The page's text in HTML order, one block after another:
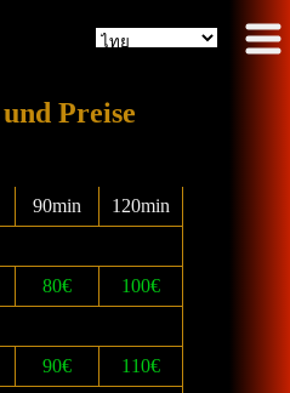
Preise
90min
120min
80€
100€
90€
110€